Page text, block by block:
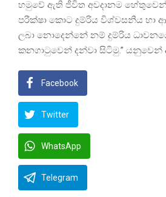
හමුවේ ඇති ජීවිත අවදානම හේතුවෙන්
පරීක්ෂා කොට දුම්රිය විශ්වසනීය හා
ලබා නොදෙන්නේ නම් දුම්රිය
කනගාටුවෙන් දන්වා සිටිමු.” යනුවෙන්
Facebook
Twitter
WhatsApp
Telegram